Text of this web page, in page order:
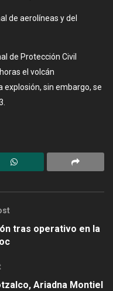
de aerolíneas y del
de Protección Civil
el volcán
explosión, sin embargo, se
tras operativo en la
Ariadna Montiel